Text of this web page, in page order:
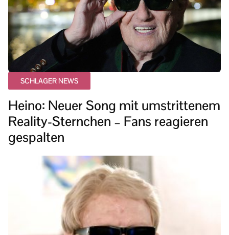
SCHLAGER NEWS
Heino: Neuer Song mit umstrittenem
Reality-Sternchen – Fans reagieren
gespalten